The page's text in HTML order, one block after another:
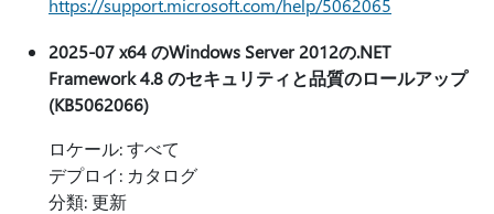
https://support.microsoft.com/help/5062065
2025-07 x64 のWindows Server 2012の.NET
Framework 4.8 のセキュリティと品質のロールアップ
(KB5062066)
ロケール: すべて
デプロイ: カタログ
分類: 更新